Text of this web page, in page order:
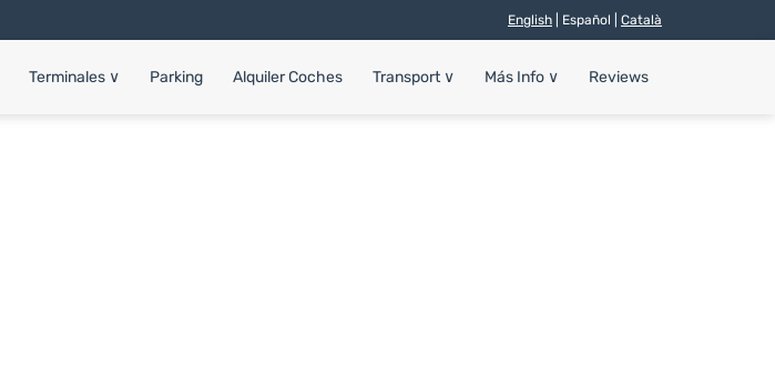
English | Español | Català
Terminales ∨ Parking Alquiler Coches Transport ∨ Más Info ∨ Reviews